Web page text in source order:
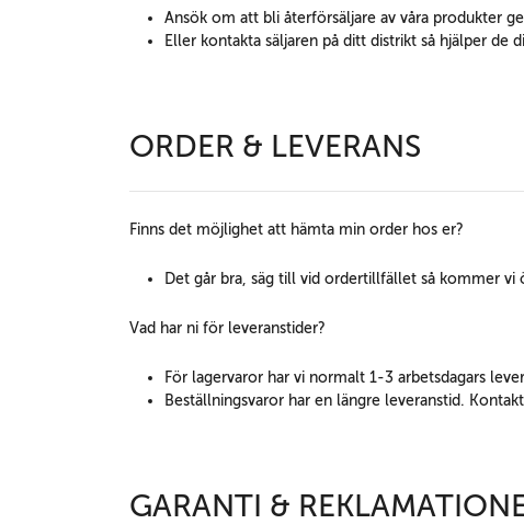
Ansök om att bli återförsäljare av våra produkter
Eller kontakta säljaren på ditt distrikt så hjälper
ORDER & LEVERANS
Finns det möjlighet att hämta min order hos er?
Det går bra, säg till vid ordertillfället så kommer
Vad har ni för leveranstider?
För lagervaror har vi normalt 1-3 arbetsdagars
Beställningsvaror har en längre leveranstid.
GARANTI &